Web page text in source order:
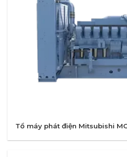
Tổ máy phát điện Mitsubishi